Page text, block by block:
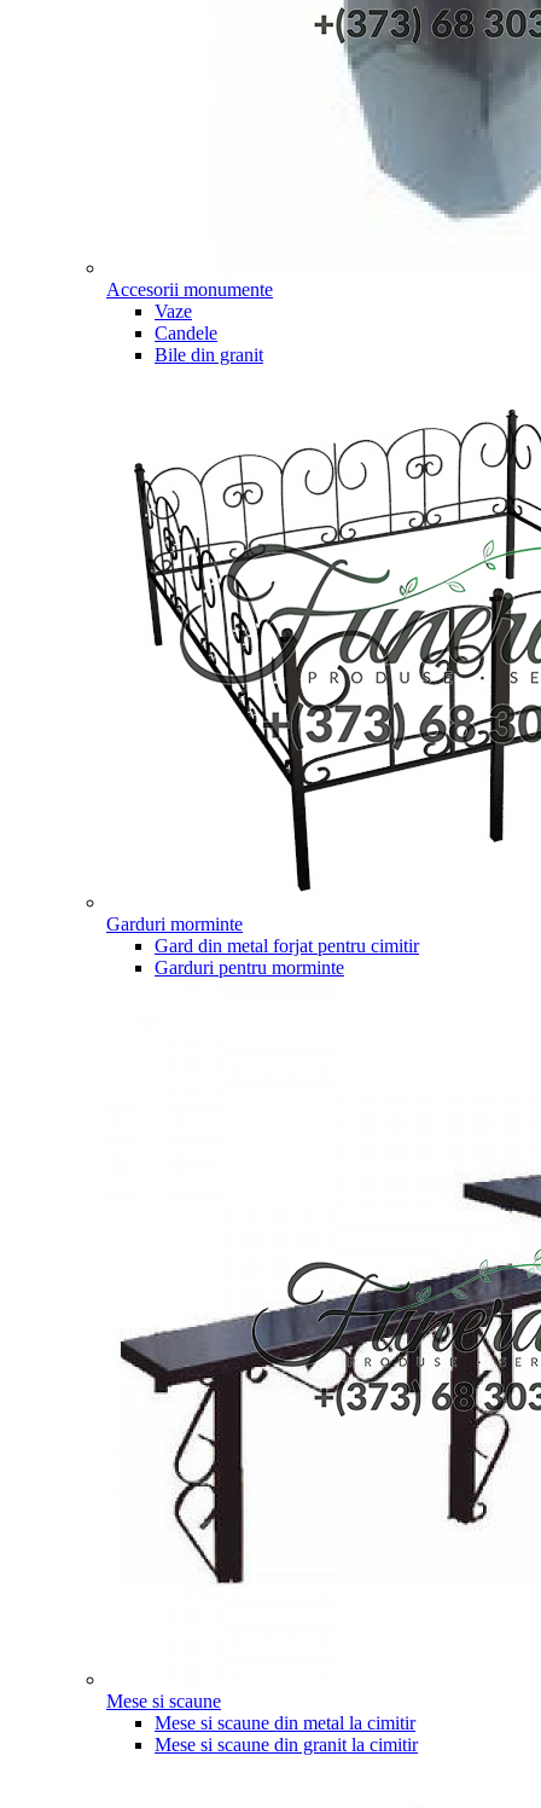
Accesorii monumente
Vaze
Candele
Bile din granit
Garduri morminte
Gard din metal forjat pentru cimitir
Garduri pentru morminte
Mese si scaune
Mese si scaune din metal la cimitir
Mese si scaune din granit la cimitir